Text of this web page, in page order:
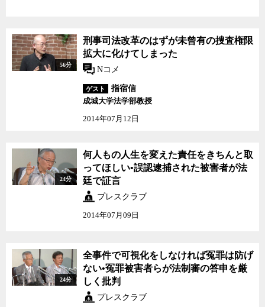
56分
刑事司法改革のはずが未曾有の捜査権限
拡大に化けてしまった
Nコメ
ゲスト
指宿信
成城大学法学部教授
2014年07月12日
24分
何人もの人生を変えた責任をきちんと取
ってほしい•誤認逮捕された被害者が法
廷で証言
プレスクラブ
2014年07月09日
24分
全事件で可視化をしなければ冤罪は防げ
ない•冤罪被害者らが法制審の答申を厳
しく批判
プレスクラブ